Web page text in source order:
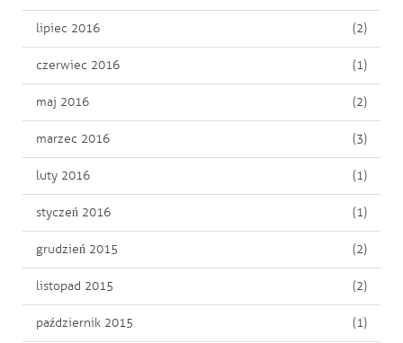
lipiec 2016 (2)
czerwiec 2016 (1)
maj 2016 (2)
marzec 2016 (3)
luty 2016 (1)
styczeń 2016 (1)
grudzień 2015 (2)
listopad 2015 (2)
październik 2015 (1)